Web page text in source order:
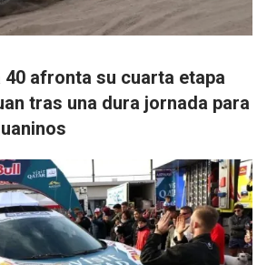
40 afronta su cuarta etapa
tras una dura jornada para